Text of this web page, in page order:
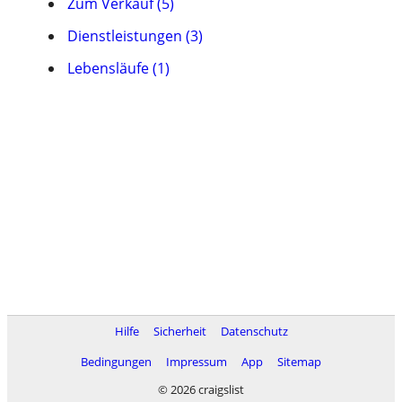
Dienstleistungen (3)
Lebensläufe (1)
Hilfe Sicherheit
Datenschutz
Bedingungen
Impressum App
Sitemap
© 2026 craigslist